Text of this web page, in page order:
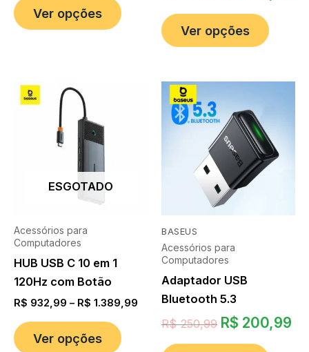
Ver opções
Ver opções
ESGOTADO
Acessórios para
Computadores
HUB USB C 10 em 1
120Hz com Botão
R$ 932,99 – R$ 1.389,99
Ver opções
BASEUS
Acessórios para
Computadores
Adaptador USB
Bluetooth 5.3
R$250,99 R$ 200,99